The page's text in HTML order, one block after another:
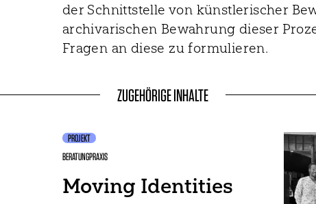
der Schnittstelle von künstlerischer
archivarischen Bewahrung dieser
Fragen an diese zu formulieren.
ZUGEHÖRIGE INHALTE
PROJEKT
BERATUNGPRAXIS
Moving Identities